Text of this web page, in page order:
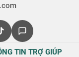
TIN TRỢ GIÚP